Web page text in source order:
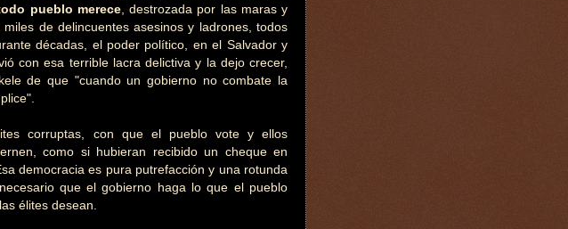
pueblo merece, destrozada por las maras y
de delincuentes asesinos y ladrones, todos
décadas, el poder político, en el Salvador y
con esa terrible lacra delictiva y la dejo crecer,
de que "cuando un gobierno no combate la
corruptas, con que el pueblo vote y ellos
como si hubieran recibido un cheque en
democracia es pura putrefacción y una rotunda
que el gobierno haga lo que el pueblo
élites desean.